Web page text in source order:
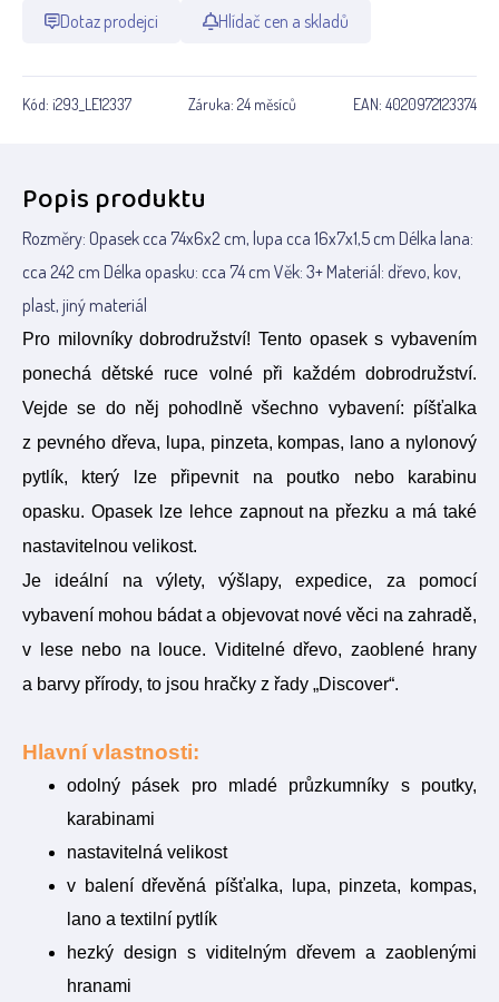
Dotaz prodejci Hlídač cen a skladů
Kód: i293_LE12337 Záruka: 24 měsíců EAN: 4020972123374
Popis produktu
Rozměry: Opasek cca 74x6x2 cm, lupa cca 16x7x1,5 cm Délka lana:
cca 242 cm Délka opasku: cca 74 cm Věk: 3+ Materiál: dřevo, kov,
plast, jiný materiál
Pro milovníky dobrodružství! Tento opasek s vybavením
ponechá dětské ruce volné při každém dobrodružství.
Vejde se do něj pohodlně všechno vybavení: píšťalka
z pevného dřeva, lupa, pinzeta, kompas, lano a nylonový
pytlík, který lze připevnit na poutko nebo karabinu
opasku. Opasek lze lehce zapnout na přezku a má také
nastavitelnou velikost.
Je ideální na výlety, výšlapy, expedice, za pomocí
vybavení mohou bádat a objevovat nové věci na zahradě,
v lese nebo na louce. Viditelné dřevo, zaoblené hrany
a barvy přírody, to jsou hračky z řady „Discover“.
Hlavní vlastnosti:
odolný pásek pro mladé průzkumníky s poutky,
karabinami
nastavitelná velikost
v balení dřevěná píšťalka, lupa, pinzeta, kompas,
lano a textilní pytlík
hezký design s viditelným dřevem a zaoblenými
hranami